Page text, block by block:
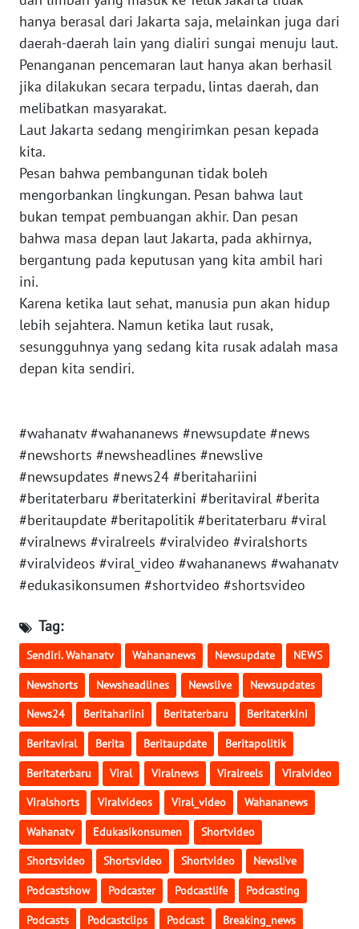
hanya berasal dari Jakarta saja, melainkan juga dari
daerah-daerah lain yang dialiri sungai menuju laut.
Penanganan pencemaran laut hanya akan berhasil
jika dilakukan secara terpadu, lintas daerah, dan
melibatkan masyarakat.
Laut Jakarta sedang mengirimkan pesan kepada
kita.
Pesan bahwa pembangunan tidak boleh
mengorbankan lingkungan. Pesan bahwa laut
bukan tempat pembuangan akhir. Dan pesan
bahwa masa depan laut Jakarta, pada akhirnya,
bergantung pada keputusan yang kita ambil hari
ini.
Karena ketika laut sehat, manusia pun akan hidup
lebih sejahtera. Namun ketika laut rusak,
sesungguhnya yang sedang kita rusak adalah masa
depan kita sendiri.
#wahanatv #wahananews #newsupdate #news
#newshorts #newsheadlines #newslive
#newsupdates #news24 #beritahariini
#beritaterbaru #beritaterkini #beritaviral #berita
#beritaupdate #beritapolitik #beritaterbaru #viral
#viralnews #viralreels #viralvideo #viralshorts
#viralvideos #viral_video #wahananews #wahanatv
#edukasikonsumen #shortvideo #shortsvideo
Tag:
Sendiri. Wahanatv Wahananews Newsupdate NEWS
Newshorts Newsheadlines Newslive Newsupdates
News24 Beritahariini Beritaterbaru Beritaterkini
Beritaviral Berita Beritaupdate Beritapolitik
Beritaterbaru Viral Viralnews Viralreels Viralvideo
Viralshorts Viralvideos Viral_video Wahananews
Wahanatv Edukasikonsumen Shortvideo
Shortsvideo Shortsvideo Shortvideo Newslive
Podcastshow Podcaster Podcastlife Podcasting
Podcasts Podcastclips Podcast Breaking_news
WN
GORONTALO
WN
SULUT
WN
MALUT
WN
DAIRI
WN
TOBA
WN
LANGKAT
WN
TAPANULI
WN
LESUNG
WN
KARO
WN
SIMALUNGUN
WN
LABUHANBATU
WN
TAPANULI
TENGAH
WN DELI